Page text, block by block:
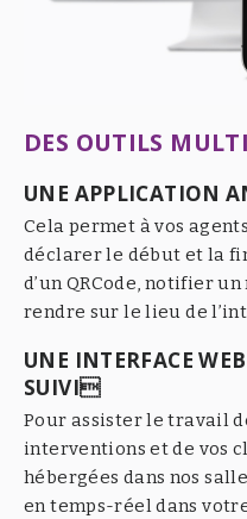
DES OUTILS
UNE APPLICATION
Cela permet à vos
déclarer le début et la
d’un QRCode, notifier
rendre sur le lieu de
UNE INTERFACE
SUIVI
Pour assister le travail
interventions et de vos
hébergées dans nos
en temps-réel dans